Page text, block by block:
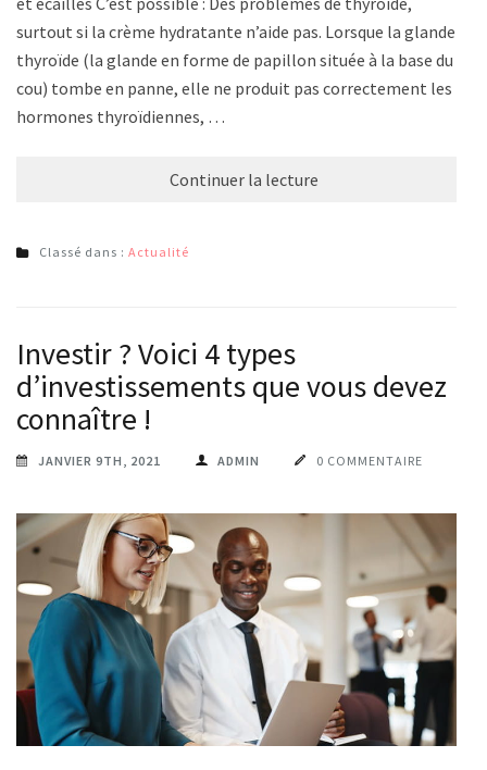
surtout si la crème hydratante n’aide pas. Lorsque la glande
thyroïde (la glande en forme de papillon située à la base du
cou) tombe en panne, elle ne produit pas correctement les
hormones thyroïdiennes, …
Continuer la lecture
Classé dans : Actualité
Investir ? Voici 4 types
d’investissements que vous devez
connaître !
JANVIER 9TH, 2021 ADMIN 0 COMMENTAIRE